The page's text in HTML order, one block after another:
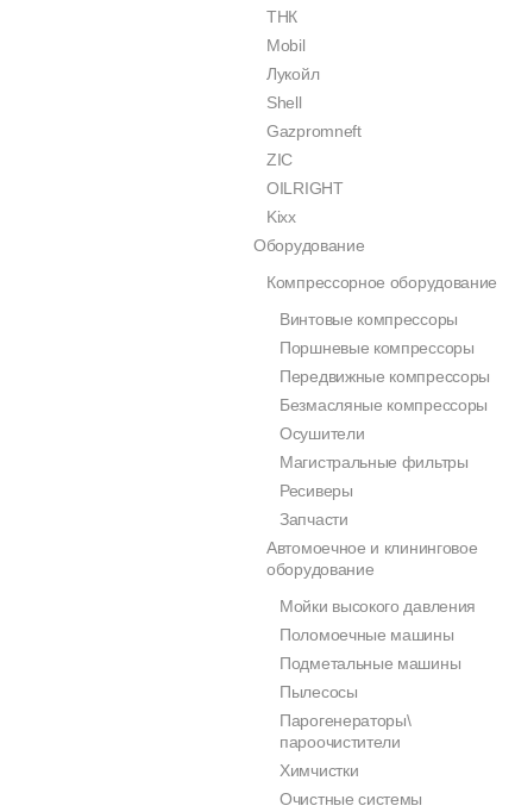
ТНК
Mobil
Лукойл
Shell
Gazpromneft
ZIC
OILRIGHT
Kixx
Оборудование
Компрессорное оборудование
Винтовые компрессоры
Поршневые компрессоры
Передвижные компрессоры
Безмасляные компрессоры
Осушители
Магистральные фильтры
Ресиверы
Запчасти
Автомоечное и клининговое
оборудование
Мойки высокого давления
Поломоечные машины
Подметальные машины
Пылесосы
Парогенераторы\
пароочистители
Химчистки
Очистные системы